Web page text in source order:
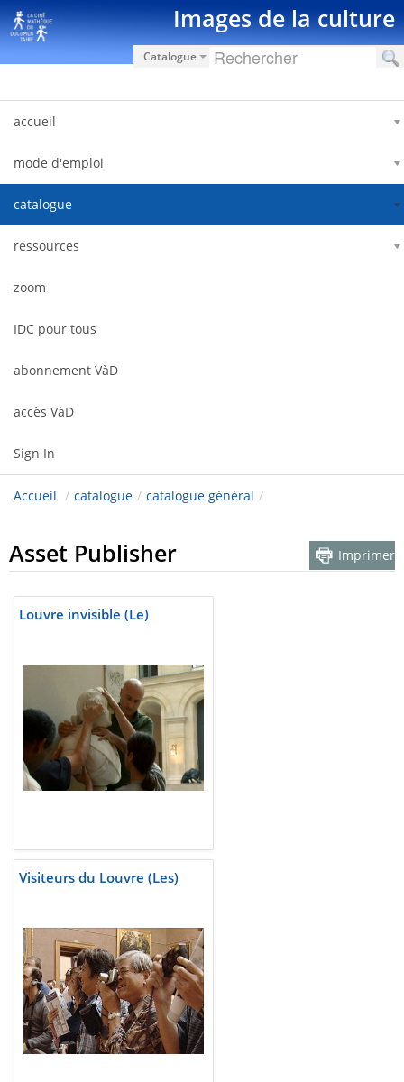
Skip to Content Images de la culture
Catalogue
accueil
mode d'emploi
catalogue
ressources
zoom
IDC pour tous
abonnement VàD
accès VàD
Sign In
Accueil / catalogue / catalogue général /
Asset Publisher Imprimer
Louvre invisible (Le)
Visiteurs du Louvre (Les)